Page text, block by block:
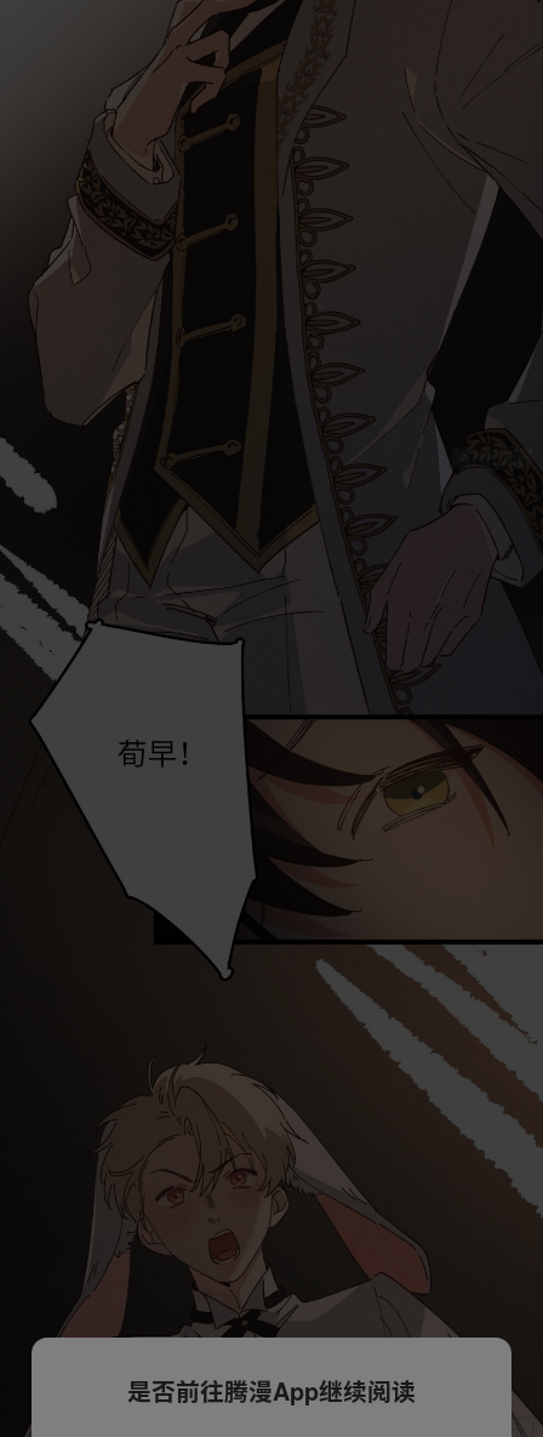
是否前往腾漫App继续阅读